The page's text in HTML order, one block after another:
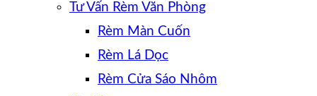
Tư Vấn Rèm Văn Phòng
Rèm Màn Cuốn
Rèm Lá Dọc
Rèm Cửa Sáo Nhôm